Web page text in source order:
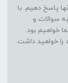
پاسخ دهیم. با
سوالات و
خواهیم بود.